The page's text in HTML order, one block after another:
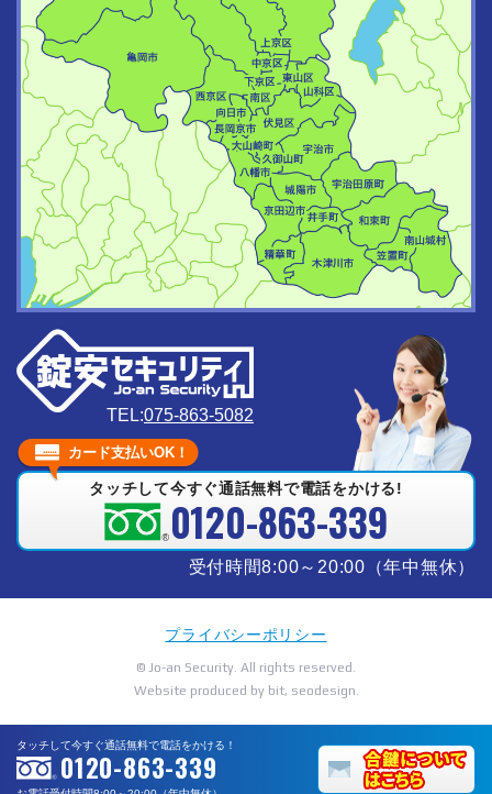
TEL:075-863-5082
カード支払いOK！
タッチして今すぐ通話無料で電話をかける!
0120-863-339
受付時間8:00～20:00（年中無休）
プライバシーポリシー
© Jo-an Security. All rights reserved.
Website produced by bit, seodesign.
タッチして今すぐ通話無料で電話をかける！
0120-863-339